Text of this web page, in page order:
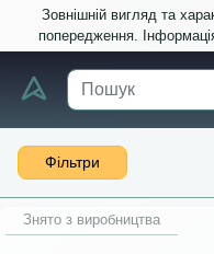
Зовнішній вигляд та
попередження.
Фільтри
Знято з виробництва